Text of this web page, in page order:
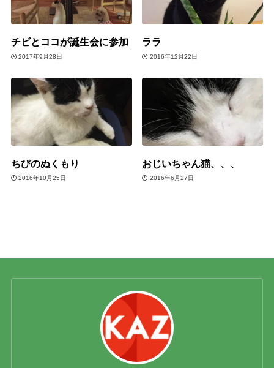
チビとココが誕生会に参加
2017年9月28日
ララ
2016年12月22日
ちびのぬくもり
2016年10月25日
おじいちゃん猫、、、
2016年6月27日